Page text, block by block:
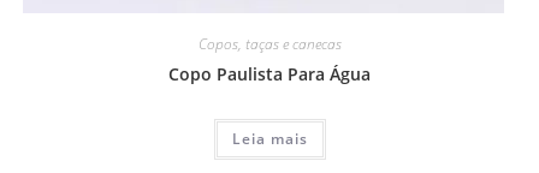
Copos, taças e canecas
Copo Paulista Para Água
Leia mais